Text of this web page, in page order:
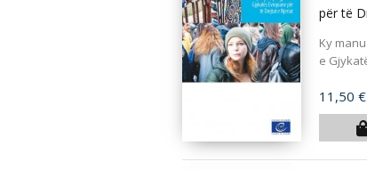
për të
Ky
e
Prix
11,50 €